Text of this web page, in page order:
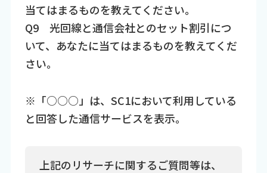
当てはまるものを教えてください。
Q9 光回線と通信会社とのセット割引につ
いて、あなたに当てはまるものを教えてくだ
さい。
※「○○○」は、SC1において利用している
と回答した通信サービスを表示。
上記のリサーチに関するご質問等は、